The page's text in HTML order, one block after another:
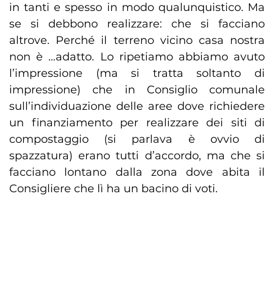
in tanti e spesso in modo qualunquistico. Ma
se si debbono realizzare: che si facciano
altrove. Perché il terreno vicino casa nostra
non è …adatto. Lo ripetiamo abbiamo avuto
l’impressione (ma si tratta soltanto di
impressione) che in Consiglio comunale
sull’individuazione delle aree dove richiedere
un finanziamento per realizzare dei siti di
compostaggio (si parlava è ovvio di
spazzatura) erano tutti d’accordo, ma che si
facciano lontano dalla zona dove abita il
Consigliere che lì ha un bacino di voti.